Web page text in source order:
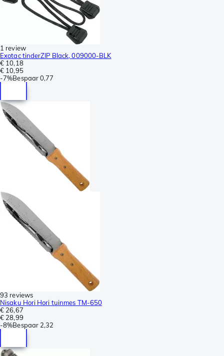
1 review
Exotac tinderZIP Black, 009000-BLK
€ 10,18
€ 10,95
-7%Bespaar0,77
93 reviews
Nisaku Hori Hori tuinmes TM-650
€ 26,67
€ 28,99
-8%Bespaar 2,32